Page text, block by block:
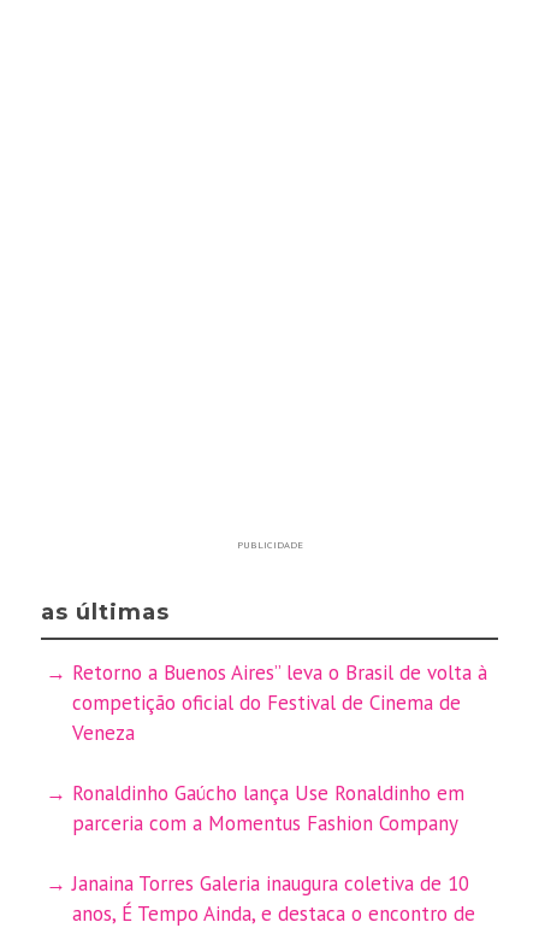
PUBLICIDADE
as últimas
Retorno a Buenos Aires” leva o Brasil de volta à
competição oficial do Festival de Cinema de
Veneza
Ronaldinho Gaúcho lança Use Ronaldinho em
parceria com a Momentus Fashion Company
Janaina Torres Galeria inaugura coletiva de 10
anos, É Tempo Ainda, e destaca o encontro de